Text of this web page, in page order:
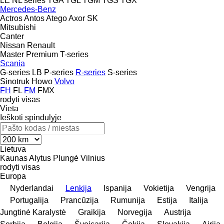
Mercedes-Benz
ActrosAntosAtegoAxor SK
Mitsubishi
Canter
Nissan Renault
Master Premium T-series
Scania
G-series LB P-series R-series S-series
Sinotruk Howo Volvo
FH FL FM FMX
rodyti visas
Vieta
Ieškoti spindulyje
Lietuva
KaunasAlytus Plungė Vilnius
rodyti visas
Europa
Nyderlandai
Lenkija Ispanija Vokietija
Vengrija
Portugalija
Prancūzija Rumunija Estija
Italija
Jungtinė Karalystė
Graikija Norvegija
Austrija